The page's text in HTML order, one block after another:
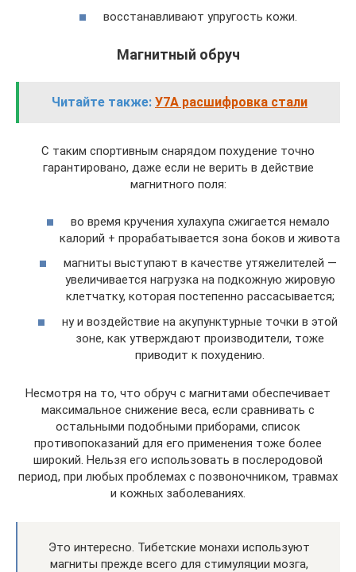
восстанавливают упругость кожи.
Магнитный обруч
Читайте также: У7А расшифровка стали
С таким спортивным снарядом похудение точно
гарантировано, даже если не верить в действие
магнитного поля:
во время кручения хулахупа сжигается немало
калорий + прорабатывается зона боков и живота
магниты выступают в качестве утяжелителей —
увеличивается нагрузка на подкожную жировую
клетчатку, которая постепенно рассасывается;
ну и воздействие на акупунктурные точки в этой
зоне, как утверждают производители, тоже
приводит к похудению.
Несмотря на то, что обруч с магнитами обеспечивает
максимальное снижение веса, если сравнивать с
остальными подобными приборами, список
противопоказаний для его применения тоже более
широкий. Нельзя его использовать в послеродовой
период, при любых проблемах с позвоночником, травмах
и кожных заболеваниях.
Это интересно. Тибетские монахи используют
магниты прежде всего для стимуляции мозга,